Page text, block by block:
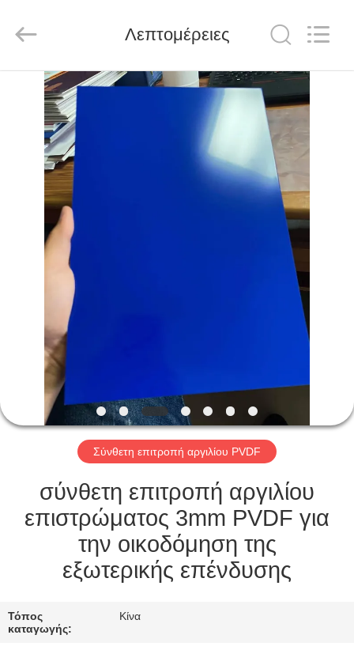
ΣΠΊΤΙ
ΠΡΟΪΌΝΤΑ
ΣΧΕΤΙΚΆ
ΕΜΆΣ
ΠΕΡΙΟΔΕΊΑ
ΕΡΓΟΣΤΆΣΙΟ
ΈΛΕΓΧΟΣ
ΠΟΙΌΤΗΤΑΣ
ΕΠΙΚΟΙΝΩΝΉΣΤΕ
ΜΑΖΊ
ΜΑΣ
ΕΙΔΉΣΕΙΣ
ΥΠΟΘΈΣΕΙΣ
Co.,
Reserved.
Λεπτομέρειες
Σύνθετη επιτροπή αργιλίου PVDF
σύνθετη επιτροπή αργιλίου
επιστρώματος 3mm PVDF για
την οικοδόμηση της
εξωτερικής επένδυσης
Τόπος
καταγωγής:
Κίνα